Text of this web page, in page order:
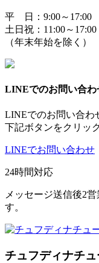
平 日：9:00～17:00
土日祝：11:00～17:00
（年末年始を除く）
LINEでのお問い合わ
LINEでのお問い合わ
下記ボタンをクリッ
LINEでお問い合わせ
24時間対応
メッセージ送信後2
す。
チュフディナチ